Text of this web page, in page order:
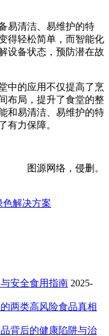
易清洁、易维护的特
得轻松简单，而智能化
设备状态，预防潜在故
中的应用不仅提高了烹
布局，提升了食堂的整
和易清洁、易维护的特
有力保障。
图源网络，侵删。
解决方案
安全食用指南 2025-
两类高风险食品真相
背后的健康陷阱与治